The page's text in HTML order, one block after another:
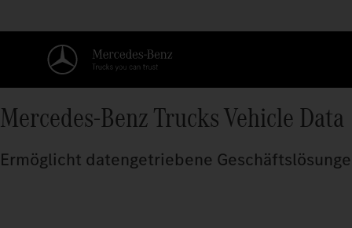
Mercedes-Benz Trucks Vehicle Data
Ermöglicht datengetriebene